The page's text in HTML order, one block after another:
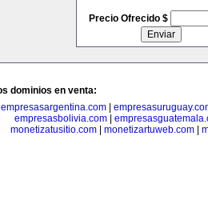
Precio Ofrecido $
dominios en venta:
empresasargentina.com|
empresasbolivia.com
monetizatusitio.com
monetizartuweb.com